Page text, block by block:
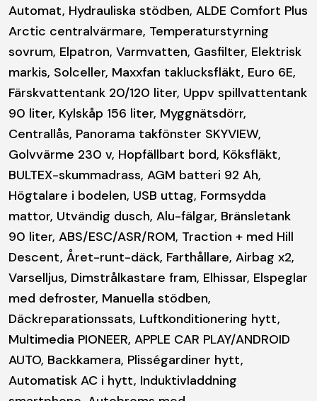
Automat, Hydrauliska stödben, ALDE Comfort Plus
Arctic centralvärmare, Temperaturstyrning
sovrum, Elpatron, Varmvatten, Gasfilter, Elektrisk
markis, Solceller, Maxxfan taklucksfläkt, Euro 6E,
Färskvattentank 20/120 liter, Uppv spillvattentank
90 liter, Kylskåp 156 liter, Myggnätsdörr,
Centrallås, Panorama takfönster SKYVIEW,
Golvvärme 230 v, Hopfällbart bord, Köksfläkt,
BULTEX-skummadrass, AGM batteri 92 Ah,
Högtalare i bodelen, USB uttag, Formsydda
mattor, Utvändig dusch, Alu-fälgar, Bränsletank
90 liter, ABS/ESC/ASR/ROM, Traction + med Hill
Descent, Året-runt-däck, Farthållare, Airbag x2,
Varselljus, Dimstrålkastare fram, Elhissar, Elspeglar
med defroster, Manuella stödben,
Däckreparationssats, Luftkonditionering hytt,
Multimedia PIONEER, APPLE CAR PLAY/ANDROID
AUTO, Backkamera, Plisségardiner hytt,
Automatisk AC i hytt, Induktivladdning